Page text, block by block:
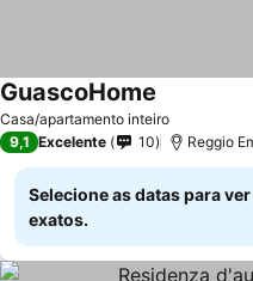
Casa/apartamento inteiro
GuascoHome
9,1 Excelente 10 Reggio
Selecione as datas para
exatos.